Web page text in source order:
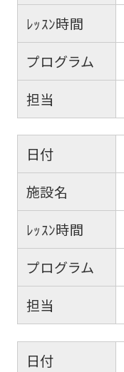
ﾚｯｽﾝ時間
プログラム
担当
日付
施設名
ﾚｯｽﾝ時間
プログラム
担当
日付